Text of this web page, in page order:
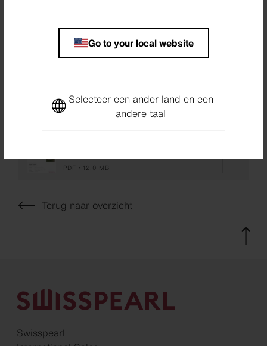
Go to your local website
Selecteer een ander land en een
andere taal
Birštonas, Litouwen
Downloads
PDF 12,0 MB
Terug naar overzicht
Swisspearl